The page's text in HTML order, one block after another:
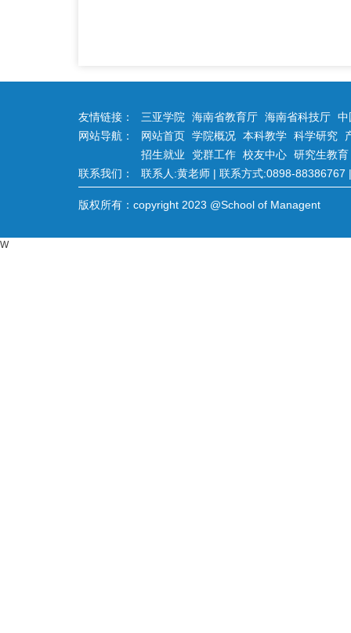
友情链接： 三亚学院 海南省教育厅 海南省科技厅 中
网站导航：
网站首页 学院概况 本科教学 科学研究
招生就业
党群工作 校友中心 研究生教育
联系我们：
联系人:黄老师 | 联系方式:0898-88386767
版权所有：copyright 2023 @School of Managent
W